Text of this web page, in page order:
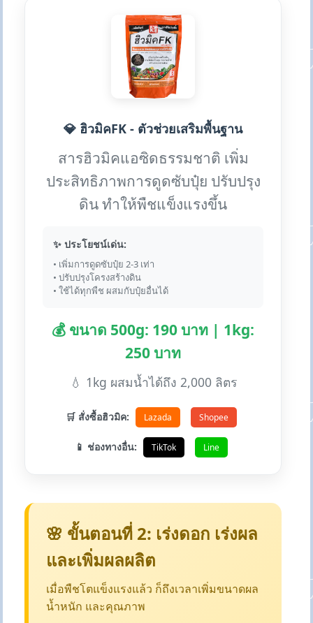
💎 ฮิวมิคFK - ตัวช่วยเสริมพื้นฐาน
สารฮิวมิคแอซิดธรรมชาติ เพิ่ม
ประสิทธิภาพการดูดซับปุ๋ย ปรับปรุง
ดิน ทำให้พืชแข็งแรงขึ้น
✨ ประโยชน์เด่น:
• เพิ่มการดูดซับปุ๋ย 2-3 เท่า
• ปรับปรุงโครงสร้างดิน
• ใช้ได้ทุกพืช ผสมกับปุ๋ยอื่นได้
💰 ขนาด 500g: 190 บาท | 1kg:
250 บาท
💧 1kg ผสมน้ำได้ถึง 2,000 ลิตร
🛒 สั่งซื้อฮิวมิค: Lazada Shopee
📱 ช่องทางอื่น: TikTok Line
🌸 ขั้นตอนที่ 2: เร่งดอก เร่งผล
และเพิ่มผลผลิต
เมื่อพืชโตแข็งแรงแล้ว ก็ถึงเวลาเพิ่มขนาดผล
น้ำหนัก และคุณภาพ